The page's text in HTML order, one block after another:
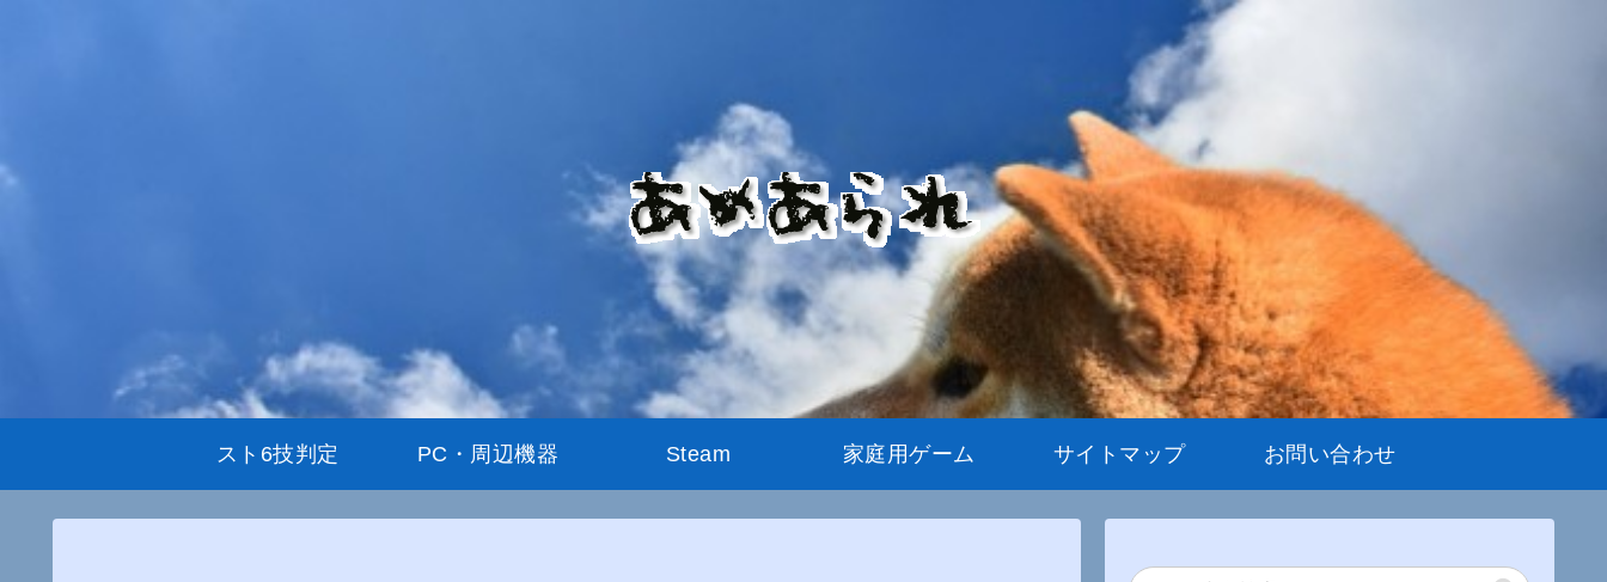
スト6技判定 PC・周辺機器 Steam 家庭用ゲーム サイトマップ お問い合わせ